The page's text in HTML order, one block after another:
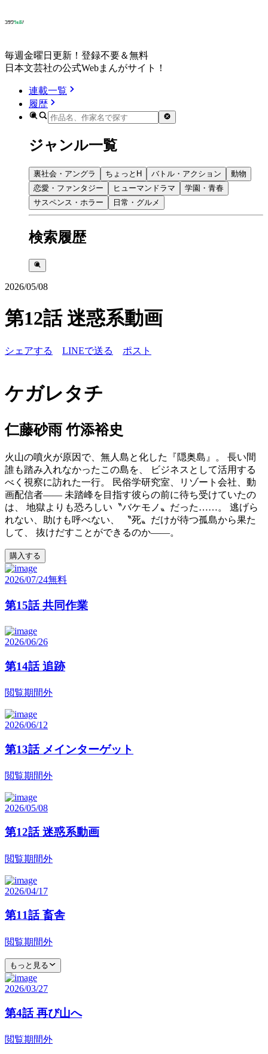
毎週金曜日更新！登録不要＆無料
日本文芸社の公式Webまんがサイト！
連載一覧
履歴
ジャンル一覧
裏社会・アングラ ちょっとH バトル・アクション
動物
恋愛・ファンタジー
ヒューマンドラマ
学園・青春
サスペンス・ホラー
日常・グルメ
検索履歴
2026/05/08
第12話 迷惑系動画
シェアする LINEで送る ポスト
ケガレタチ
仁藤砂雨 竹添裕史
火山の噴火が原因で、無人島と化した『隠奥島』。 長い間
誰も踏み入れなかったこの島を、 ビジネスとして活用する
べく視察に訪れた一行。 民俗学研究室、リゾート会社、動
画配信者―― 未踏峰を目指す彼らの前に待ち受けていたの
は、 地獄よりも恐ろしい〝バケモノ〟だった……。 逃げら
れない、助けも呼べない、 〝死〟だけが待つ孤島から果た
して、 抜けだすことができるのか――。
購入する
2026/07/24無料
第15話 共同作業
2026/06/26
第14話 追跡
閲覧期間外
2026/06/12
第13話 メインターゲット
閲覧期間外
2026/05/08
第12話 迷惑系動画
閲覧期間外
2026/04/17
第11話 畜舎
閲覧期間外
もっと見る
2026/03/27
第4話 再び山へ
閲覧期間外